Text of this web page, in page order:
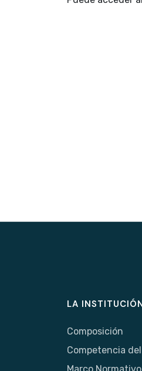
LA
Composición
Competencia
Marco Normativo